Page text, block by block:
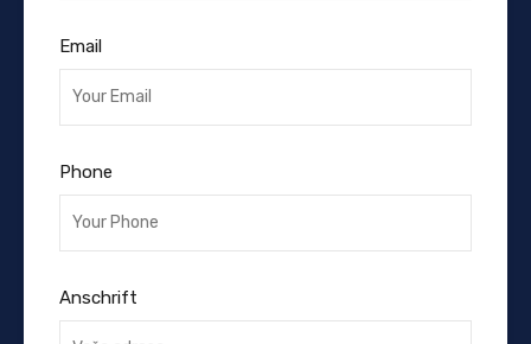
Email
Phone
Anschrift